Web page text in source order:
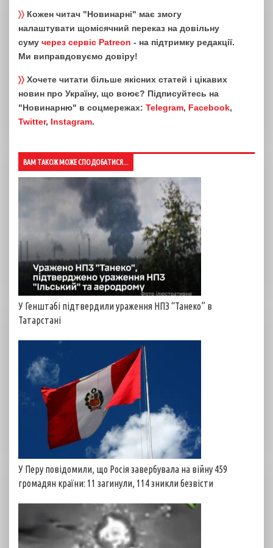
〉〉 Кожен читач "Новинарні" має змогу
налаштувати щомісячний переказ на довільну
суму через сервіс Patreon - на підтримку редакції.
Ми виправдовуємо довіру!
〉〉 Хочете читати більше якісних статей і цікавих
новин про Україну, що воює? Підписуйтесь на
"Новинарню" в соцмережах: Telegram, Facebook,
Twitter, Instagram.
ВАМ ТАКОЖ МОЖЕ СПОДОБАТИСЯ...
У Генштабі підтвердили ураження НПЗ “Танеко” в
Татарстані
У Перу повідомили, що Росія завербувала на війну 459
громадян країни: 11 загинули, 114 зникли безвісти